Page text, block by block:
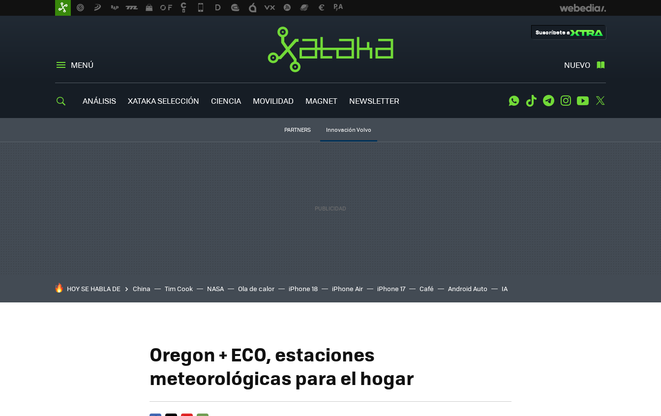
MENÚ NUEVO
Suscríbete a
ANÁLISIS XATAKA SELECCIÓN CIENCIA MOVILIDAD MAGNET NEWSLETTER WhatsApp
Tiktok TelegramInstagramYoutube
PARTNERS Innovación Volvo
HOY SE HABLA DE China Tim Cook NASA Ola de calor iPhone 18 iPhone Air iPhone 17 Café Android Auto IA
Oregon + ECO, estaciones
meteorológicas para el hogar